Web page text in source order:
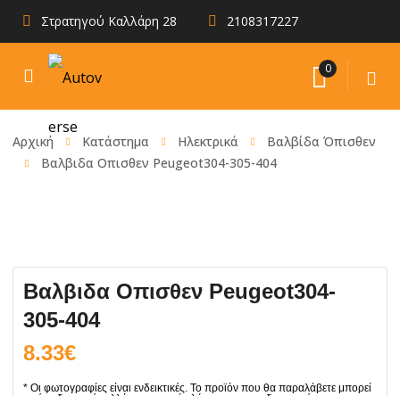
Στρατηγού Καλλάρη 28 2108317227
0
Αρχική Κατάστημα Ηλεκτρικά
Βαλβίδα Όπισθεν
Βαλβιδα Οπισθεν Peugeot304-305-404
Βαλβιδα Οπισθεν Peugeot304-
305-404
8.33€